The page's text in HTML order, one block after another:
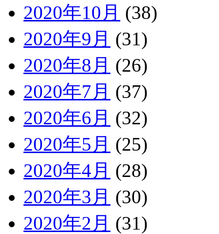
2020年10月 (38)
2020年9月 (31)
2020年8月 (26)
2020年7月 (37)
2020年6月 (32)
2020年5月 (25)
2020年4月 (28)
2020年3月 (30)
2020年2月 (31)